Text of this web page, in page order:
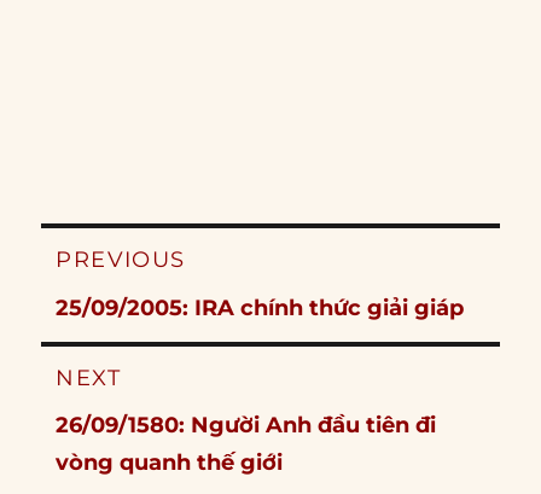
Post
PREVIOUS
Previous
post:
25/09/2005: IRA chính thức giải giáp
NEXT
Next
post:
26/09/1580: Người Anh đầu tiên đi
vòng quanh thế giới